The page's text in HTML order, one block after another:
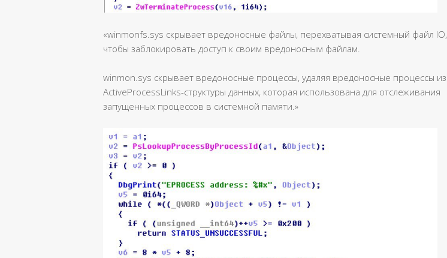
«winmonfs.sys скрывает вредоносные файлы, перехватывая системный файл IO,
чтобы заблокировать доступ к своим вредоносным файлам.
winmon.sys скрывает вредоносные процессы, удаляя вредоносные процессы из
ActiveProcessLinks-структуры данных, которая использована для отслеживания
запущенных процессов в системной памяти.»